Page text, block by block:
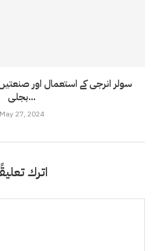
سولر انرجی کے استعمال اور
بجلی...
May 27, 2024
اترك